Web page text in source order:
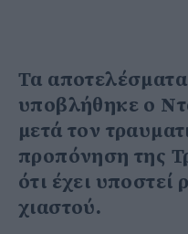
Τα
υποβλήθηκε ο
μετά τον
προπόνηση της
ότι έχει υποστεί
χιαστού.